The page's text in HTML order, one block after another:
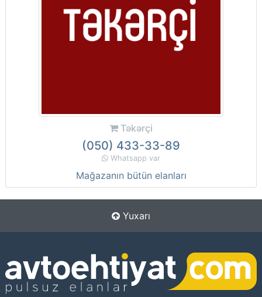
Təkərçi
(050) 433-33-89
Whatsapp var
Mağazanın bütün elanları
Yuxarı